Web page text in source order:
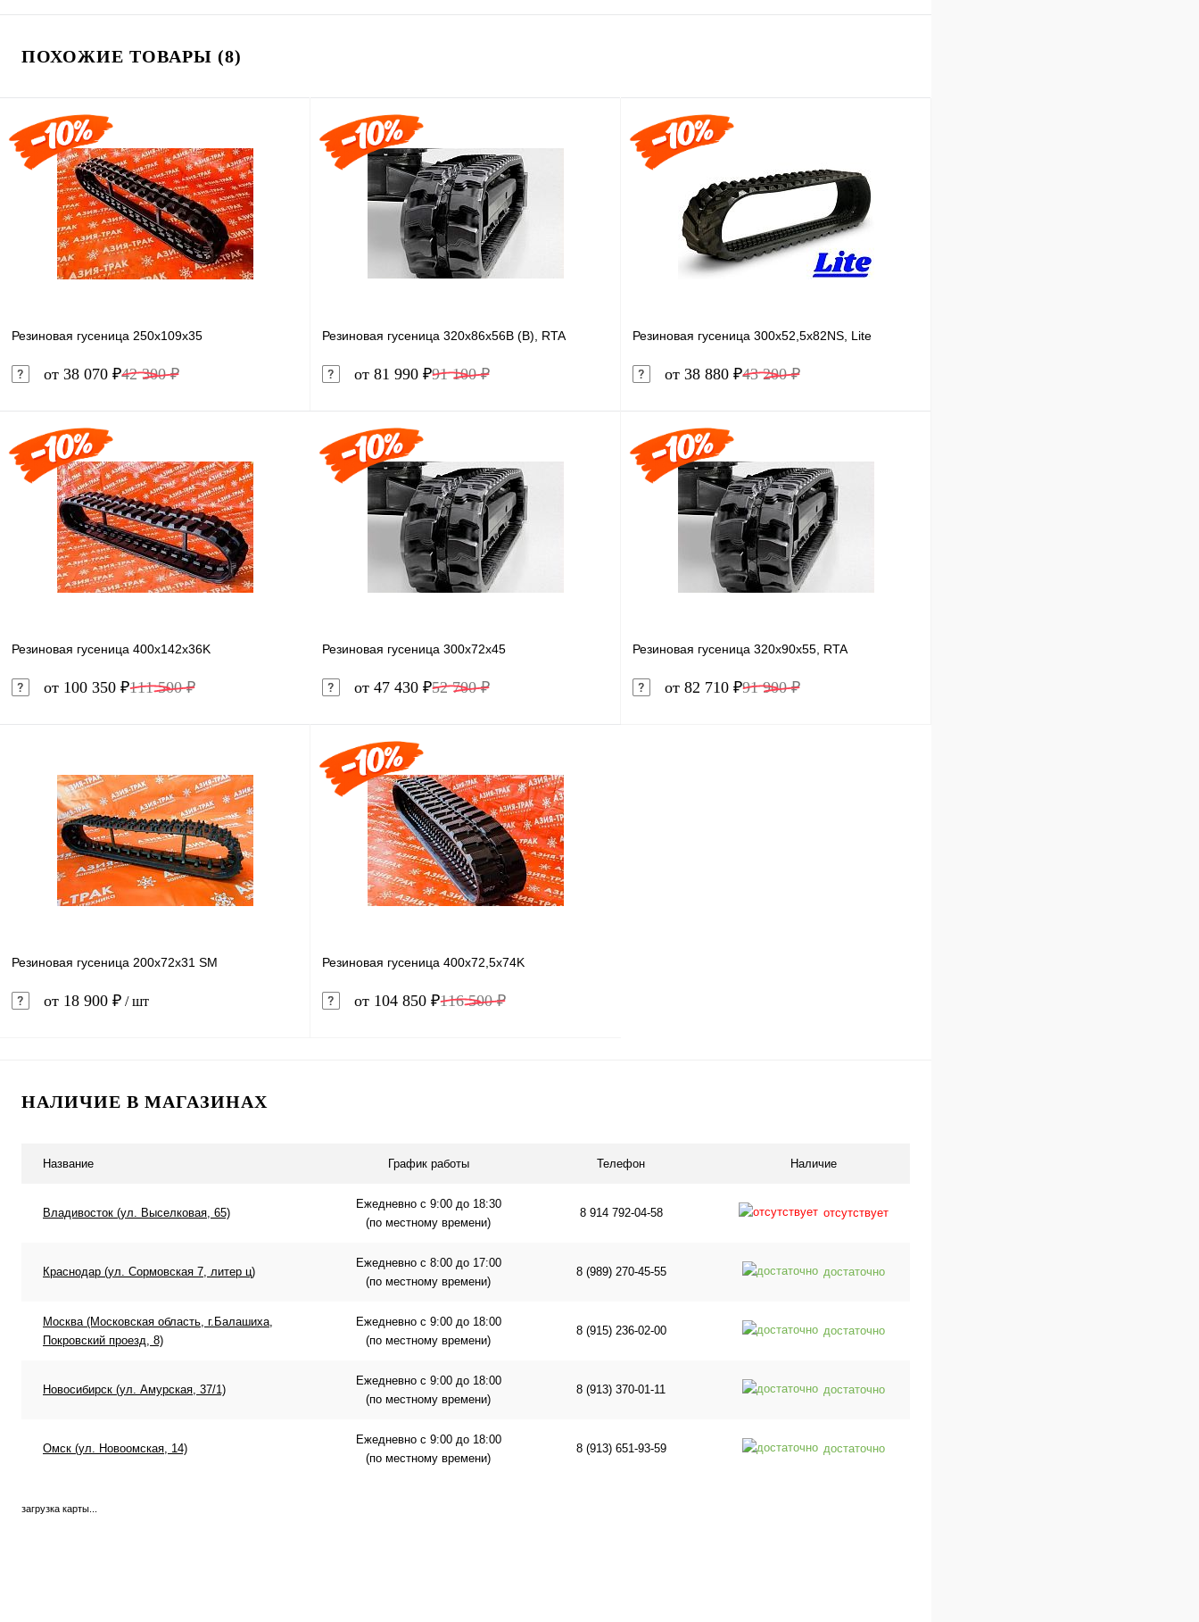
ПОХОЖИЕ ТОВАРЫ (8)
Резиновая гусеница 250x109x35
от 38 070 ₽42 300 ₽
Купить в 1 клик Сравнение
В избранное Под заказ
Резиновая гусеница 320x86x56B (B), RTA
от 81 990 ₽91 100 ₽
Купить в 1 клик Сравнение
В избранное В наличии
Резиновая гусеница 300x52,5x82NS, Lite
от 38 880 ₽43 200 ₽
Купить в 1 клик Сравнение
В избранное В наличии
Резиновая гусеница 400x142x36K
от 100 350 ₽111 500 ₽
Купить в 1 клик Сравнение
В избранное В наличии
Резиновая гусеница 300x72x45
от 47 430 ₽52 700 ₽
Купить в 1 клик Сравнение
В избранное Под заказ
Резиновая гусеница 320x90x55, RTA
от 82 710 ₽91 900 ₽
Резиновая гусеница 200x72x31 SM
от 18 900 ₽ / шт
Резиновая гусеница 400x72,5x74K
от 104 850 ₽116 500 ₽
НАЛИЧИЕ В МАГАЗИНАХ
Название График работы Телефон Наличие
Владивосток (ул. Выселковая, 65)
Ежедневно с 9:00 до 18:30
(по местному времени)
8 914 792-04-58 отсутствует
Краснодар (ул. Сормовская 7, литер ц)
Ежедневно с 8:00 до 17:00
(по местному времени)
8 (989) 270-45-55 достаточно
Москва (Московская область, г.Балашиха,
Покровский проезд, 8)
Ежедневно с 9:00 до 18:00
(по местному времени)
8 (915) 236-02-00 достаточно
Новосибирск (ул. Амурская, 37/1)
Ежедневно с 9:00 до 18:00
(по местному времени)
8 (913) 370-01-11 достаточно
Омск (ул. Новоомская, 14)
Ежедневно с 9:00 до 18:00
(по местному времени)
8 (913) 651-93-59 достаточно
загрузка карты...